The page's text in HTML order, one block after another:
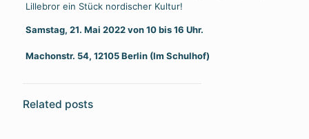
Lillebror ein Stück nordischer Kultur!
Samstag, 21. Mai 2022 von 10 bis 16 Uhr.
Machonstr. 54, 12105 Berlin (Im Schulhof)
Related posts